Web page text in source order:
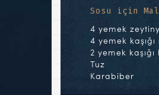
Sosu için
4 yemek
4 yemek kaşığı
2 yemek kaşığı
Tuz
Karabiber